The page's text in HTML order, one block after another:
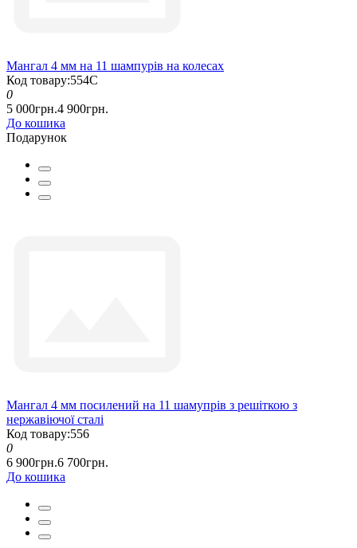
Мангал 4 мм на 11 шампурів на колесах
Код товару:554С
0
5 000грн.4 900грн.
До кошика
Подарунок
Мангал 4 мм посилений на 11 шамупрів з решіткою з
нержавіючої сталі
Код товару:556
0
6 900грн.6 700грн.
До кошика